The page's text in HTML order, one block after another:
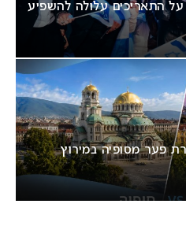
ההתלבטות על התאריכים עלולה להשפיע
פער מסופיה במירוץ